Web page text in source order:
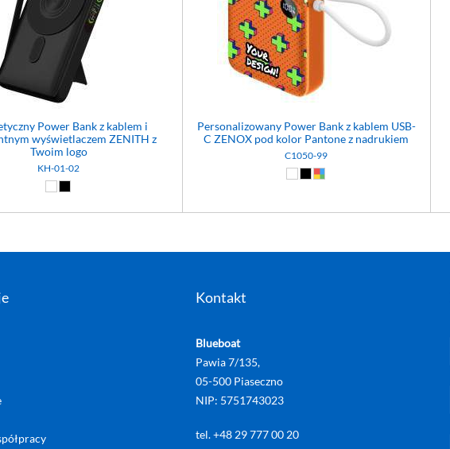
Power Bank z kablem i
wyświetlaczem ZENITH z
Twoim logo
KH-01-02
Biały (01)
Czarny (02)
Personalizowany Power Bank z kablem USB-
C ZENOX pod kolor Pantone z nadrukiem
C1050-99
Biały (01)
Czarny (02)
Dowolny (99)
Kontakt
Blueboat
Pawia 7/135,
05-500 Piaseczno
NIP: 5751743023
tel. +48 29 777 00 20